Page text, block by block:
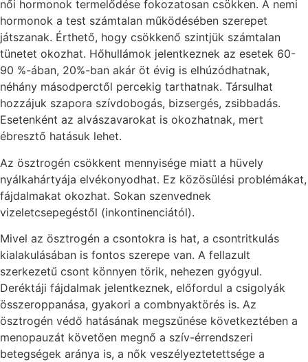
női hormonok termelődése fokozatosan csökken. A nemi
hormonok a test számtalan működésében szerepet
játszanak. Érthető, hogy csökkenő szintjük számtalan
tünetet okozhat. Hőhullámok jelentkeznek az esetek 60-
90 %-ában, 20%-ban akár öt évig is elhúzódhatnak,
néhány másodperctől percekig tarthatnak. Társulhat
hozzájuk szapora szívdobogás, bizsergés, zsibbadás.
Esetenként az alvászavarokat is okozhatnak, mert
ébresztő hatásuk lehet.
Az ösztrogén csökkent mennyisége miatt a hüvely
nyálkahártyája elvékonyodhat. Ez közösülési problémákat,
fájdalmakat okozhat. Sokan szenvednek
vizeletcsepegéstől (inkontinenciától).
Mivel az ösztrogén a csontokra is hat, a csontritkulás
kialakulásában is fontos szerepe van. A fellazult
szerkezetű csont könnyen törik, nehezen gyógyul.
Deréktáji fájdalmak jelentkeznek, előfordul a csigolyák
összeroppanása, gyakori a combnyaktörés is. Az
ösztrogén védő hatásának megszűnése következtében a
menopauzát követően megnő a szív-érrendszeri
betegségek aránya is, a nők veszélyeztetettsége a